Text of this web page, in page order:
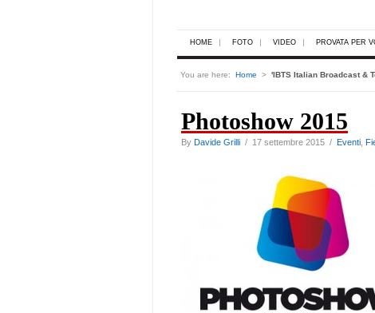
HOME FOTO VIDEO PROVATA PER
You are here: Home > 'IBTS Italian Broadcast &
Photoshow 2015
By Davide Grilli / 17 settembre 2015 / Eventi